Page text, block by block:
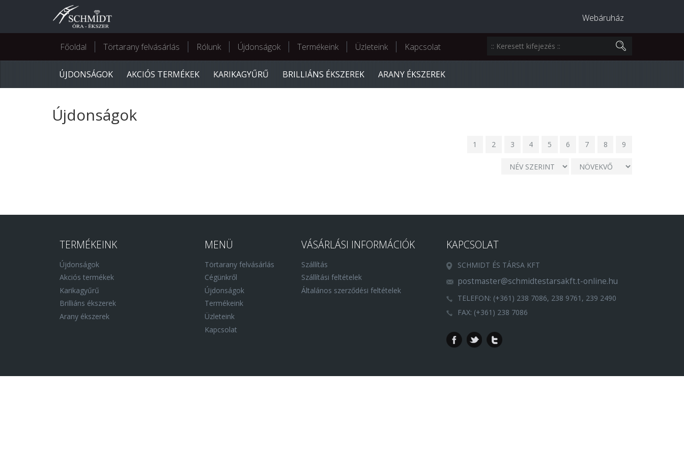
Webáruház
Főoldal Törtarany felvásárlás Rólunk Újdonságok Termékeink Üzleteink Kapcsolat
ÚJDONSÁGOK AKCIÓS TERMÉKEK KARIKAGYŰRŰ BRILLIÁNS ÉKSZEREK ARANY ÉKSZEREK
Újdonságok
1 2 3 4 5 6 7 8 9
TERMÉKEINK
Újdonságok
Akciós termékek
Karikagyűrű
Brilliáns ékszerek
Arany ékszerek
MENÜ
Törtarany felvásárlás
Cégünkről
Újdonságok
Termékeink
Üzleteink
Kapcsolat
VÁSÁRLÁSI INFORMÁCIÓK
Szállítás
Szállítási feltételek
Általános szerződési feltételek
KAPCSOLAT
SCHMIDT ÉS TÁRSA KFT
postmaster@schmidtestarsakft.t-online.hu
TELEFON: (+361) 238 7086, 238 9761, 239 2490
FAX: (+361) 238 7086